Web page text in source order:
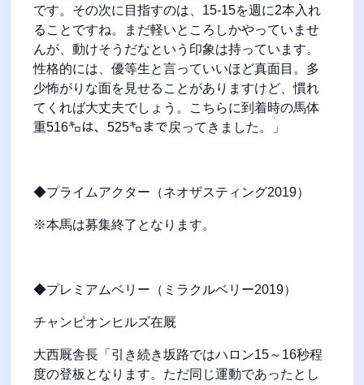
です。その次に目指すのは、15-15を週に2本入れ
ることですね。まだ軽いところしかやっていませ
んが、動けそうだなという印象は持っています。
性格的には、優等生と言っていいほど真面目。多
少怖がりな面を見せることがありますけど、慣れ
てくれば大丈夫でしょう。こちらに到着時の馬体
重516㌔は、525㌔まで戻ってきました。」
◆プライムアクター（ネオザスティング2019）
※本馬は募集終了となります。
◆プレミアムベリー（ミラクルベリー2019）
チャンピオンヒルズ在厩
大西厩舎長「引き続き坂路ではハロン15～16秒程
度の登板となります。ただ同じ運動であったとし